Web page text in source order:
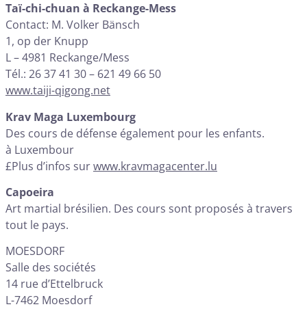
Taï-chi-chuan à Reckange-Mess
Contact: M. Volker Bänsch
1, op der Knupp
L – 4981 Reckange/Mess
Tél.: 26 37 41 30 – 621 49 66 50
www.taiji-qigong.net
Krav Maga Luxembourg
Des cours de défense également pour les enfants.
à Luxembour
£Plus d’infos surwww.kravmagacenter.lu
Capoeira
Art martial brésilien. Des cours sont proposés à travers
tout le pays.
MOESDORF
Salle des sociétés
‪14 rue d’Ettelbruck
L-7462 Moesdorf